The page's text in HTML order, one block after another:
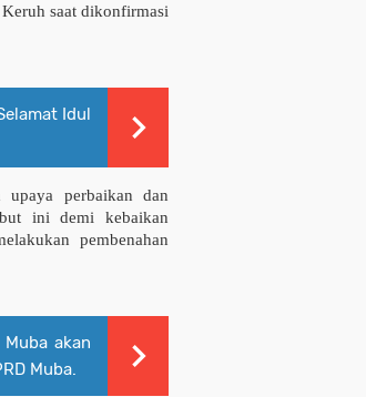
saat dikonfirmasi
Idul
perbaikan dan
ini demi kebaikan
pembenahan
akan
Muba.